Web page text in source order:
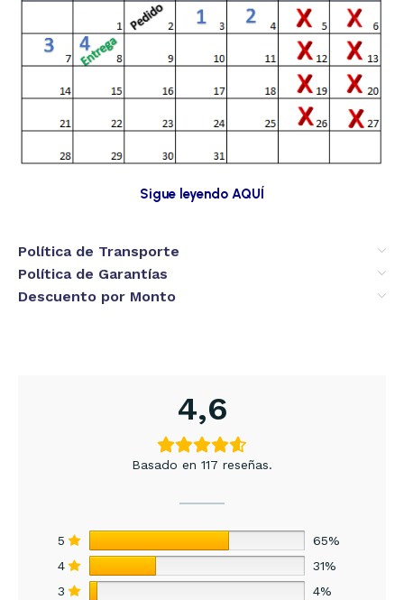
Sigue leyendo AQUÍ
Política de Transporte
Política de Garantías
Descuento por Monto
4,6
Basado en 117 reseñas.
5
65%
4
31%
3
4%